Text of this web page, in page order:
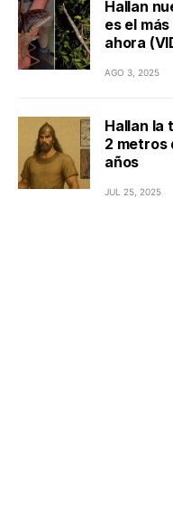
Hallan
es el
ahora
AGO 3, 2025
Hallan la
2 metros
años
JUL 25, 2025